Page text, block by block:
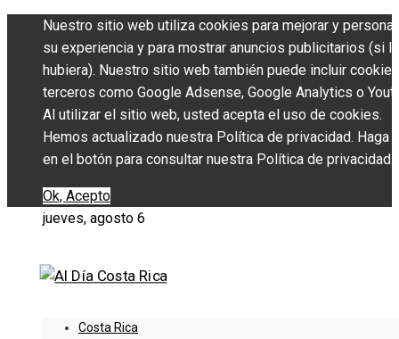
Nuestro sitio web utiliza cookies para mejorar y
su experiencia y para mostrar anuncios publicitarios (si
hubiera). Nuestro sitio web también puede incluir
terceros como Google Adsense, Google Analytics o
Al utilizar el sitio web, usted acepta el uso de cookies.
Hemos actualizado nuestra Política de privacidad. Haga
en el botón para consultar nuestra Política de privacidad.
Ok, Acepto
jueves, agosto 6
Costa Rica